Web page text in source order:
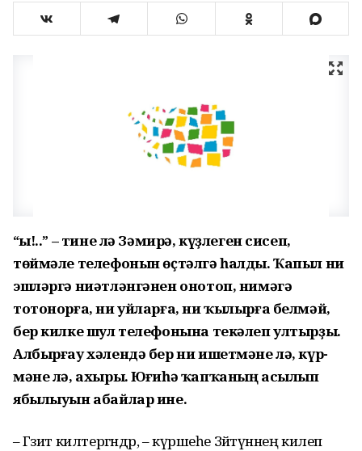
“Һы!..” – тине лә Зәмирә, күҙ­леген сисеп,
төймәле телефонын өҫтәлгә һалды. Ҡапыл ни
эшләргә ниәтләнгәнен онотоп, нимәгә
тотонорға, ни уйларға, ни ҡылырға белмәй,
бер килке шул телефонына текәлеп ултырҙы.
Албырғау хәлендә бер ни ишетмәне лә, күр­
мәне лә, ахыры. Юғиһә ҡапҡаның асылып
ябылыуын абайлар ине.
– Гәзит килтергәндәр, – күршеһе Зәйтүнәнең килеп